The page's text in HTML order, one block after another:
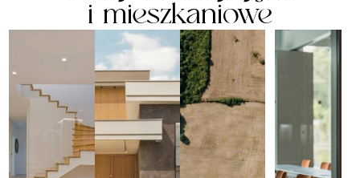
i mieszkaniowe